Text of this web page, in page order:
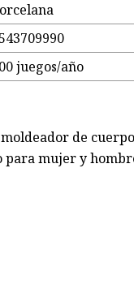
juegos/año
de
para mujer y